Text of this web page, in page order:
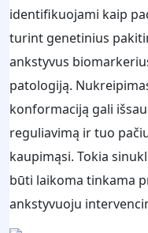
identifikuojami kaip
turint genetinius
ankstyvus
patologiją.
konformaciją gali
reguliavimą ir tuo
kaupimąsi. Tokia
būti laikoma tinkama
ankstyvuoju